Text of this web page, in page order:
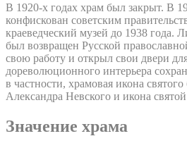
В 1920-х годах храм был закрыт. В
конфискован советским
краеведческий музей до 1938 года.
был возвращен Русской
свою работу и открыл свои двери
дореволюционного интерьера
в частности, храмовая икона святого
Александра Невского и икона
Значение храма